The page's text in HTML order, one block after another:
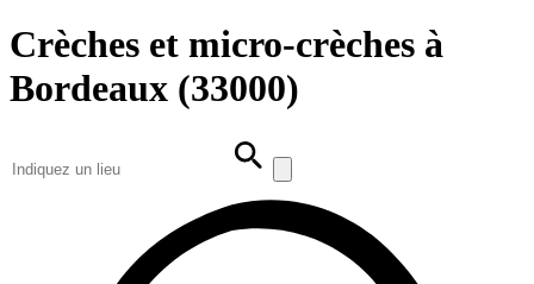
Crèches et micro-crèches à
Bordeaux (33000)